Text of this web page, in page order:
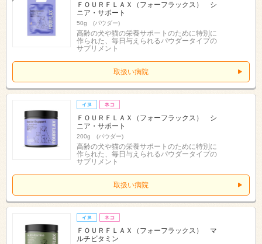
ＦＯＵＲＦＬＡＸ（フォーフラックス） シ
ニア・サポート
50g (パウダー)
高齢の犬や猫の栄養サポートのために特別に
作られた、毎日与えられるパウダータイプの
サプリメント
取扱い病院
ＦＯＵＲＦＬＡＸ（フォーフラックス） シ
ニア・サポート
200g (パウダー)
高齢の犬や猫の栄養サポートのために特別に
作られた、毎日与えられるパウダータイプの
サプリメント
取扱い病院
ＦＯＵＲＦＬＡＸ（フォーフラックス） マ
ルチビタミン